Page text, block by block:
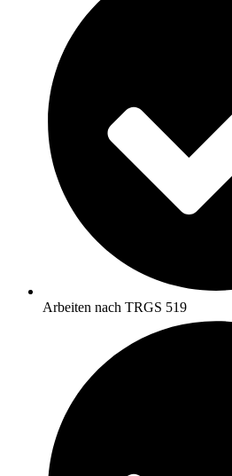
Arbeiten nach TRGS 519